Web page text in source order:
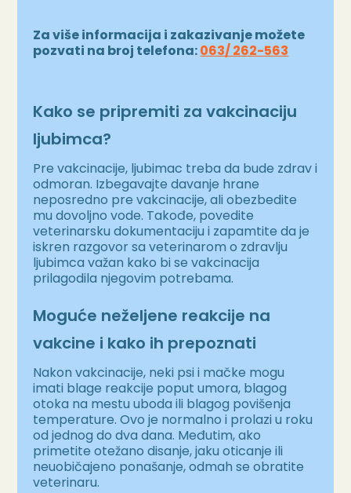
Za više informacija i zakazivanje možete
pozvati na broj telefona:063/ 262-563
Kako se pripremiti za vakcinaciju
ljubimca?
Pre vakcinacije, ljubimac treba da bude zdrav i
odmoran. Izbegavajte davanje hrane
neposredno pre vakcinacije, ali obezbedite
mu dovoljno vode. Takođe, povedite
veterinarsku dokumentaciju i zapamtite da je
iskren razgovor sa veterinarom o zdravlju
ljubimca važan kako bi se vakcinacija
prilagodila njegovim potrebama.
Moguće neželjene reakcije na
vakcine i kako ih prepoznati
Nakon vakcinacije, neki psi i mačke mogu
imati blage reakcije poput umora, blagog
otoka na mestu uboda ili blagog povišenja
temperature. Ovo je normalno i prolazi u roku
od jednog do dva dana. Međutim, ako
primetite otežano disanje, jaku oticanje ili
neuobičajeno ponašanje, odmah se obratite
veterinaru.